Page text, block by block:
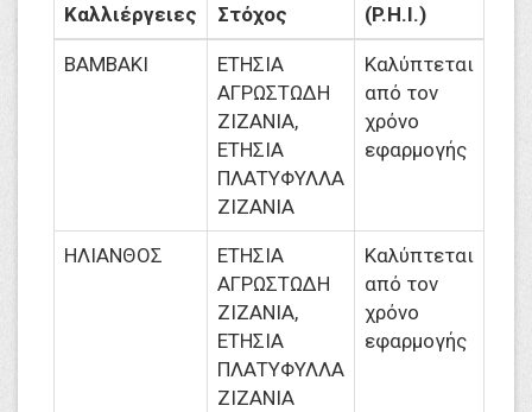
Καλλιέργειες Στόχος
(P.H.I.)
ΒΑΜΒΑΚΙ
ΕΤΗΣΙΑ
ΑΓΡΩΣΤΩΔΗ
ΖΙΖΑΝΙΑ,
ΕΤΗΣΙΑ
ΠΛΑΤΥΦΥΛΛΑ
ΖΙΖΑΝΙΑ
Καλύπτεται
από τον
χρόνο
εφαρμογής
ΗΛΙΑΝΘΟΣ
ΕΤΗΣΙΑ
ΑΓΡΩΣΤΩΔΗ
ΖΙΖΑΝΙΑ,
ΕΤΗΣΙΑ
ΠΛΑΤΥΦΥΛΛΑ
ΖΙΖΑΝΙΑ
Καλύπτεται
από τον
χρόνο
εφαρμογής